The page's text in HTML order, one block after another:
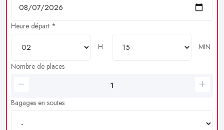
Heure départ *
H
MIN
Nombre de places
Bagages en soutes